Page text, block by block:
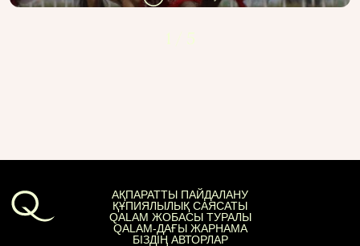
ҚҰПИЯЛЫЛЫҚ САЯСАТЫ
БІЗДІҢ АВТОРЛАР
1 5
АҚПАРАТТЫ ПАЙДАЛАНУ
ҚҰПИЯЛЫЛЫҚ САЯСАТЫ
QALAM ЖОБАСЫ ТУРАЛЫ
QALAM-ДАҒЫ ЖАРНАМА
БІЗДІҢ АВТОРЛАР